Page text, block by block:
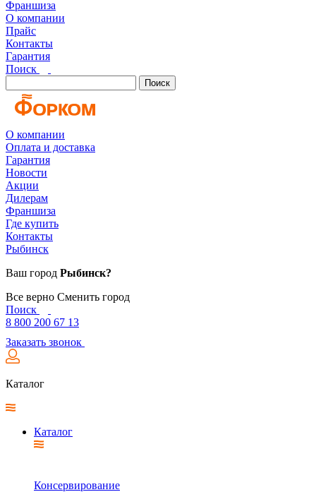
Франшиза
О компании
Прайс
Контакты
Гарантия
Поиск
Поиск
О компании
Оплата и доставка
Гарантия
Новости
Акции
Дилерам
Франшиза
Где купить
Контакты
Рыбинск
Ваш город Рыбинск?
Все верно Сменить город
Поиск
8 800 200 67 13
Заказать звонок
Каталог
Каталог
Консервирование